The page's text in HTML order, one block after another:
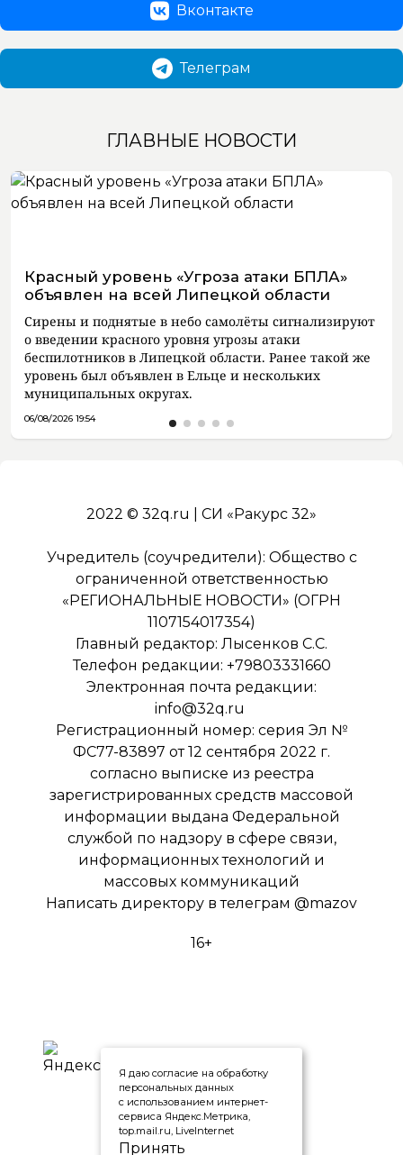
Вконтакте
Телеграм
ГЛАВНЫЕ НОВОСТИ
Красный уровень «Угроза атаки БПЛА»
объявлен на всей Липецкой области
Сирены и поднятые в небо самолёты сигнализируют
о введении красного уровня угрозы атаки
беспилотников в Липецкой области. Ранее такой же
уровень был объявлен в Ельце и нескольких
муниципальных округах.
06/08/2026 19:54
2022 © 32q.ru | СИ «Ракурс 32»
Учредитель (соучредители): Общество с
ограниченной ответственностью
«РЕГИОНАЛЬНЫЕ НОВОСТИ» (ОГРН
1107154017354)
Главный редактор: Лысенков С.С.
Телефон редакции: +79803331660
Электронная почта редакции:
info@32q.ru
Регистрационный номер: серия Эл №
ФС77-83897 от 12 сентября 2022 г.
согласно выписке из реестра
зарегистрированных средств массовой
информации выдана Федеральной
службой по надзору в сфере связи,
информационных технологий и
массовых коммуникаций
Написать директору в телеграм @mazov
16+
Я даю согласие на обработку
персональных данных
с использованием интернет-
сервиса Яндекс.Метрика,
top.mail.ru, LiveInternet
Принять